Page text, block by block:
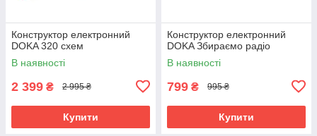
Конструктор електронний
DOKA 320 схем
В наявності
2 399 ₴ 2 995 ₴
Купити
Конструктор електронний
DOKA Збираємо радіо
В наявності
799 ₴ 995 ₴
Купити